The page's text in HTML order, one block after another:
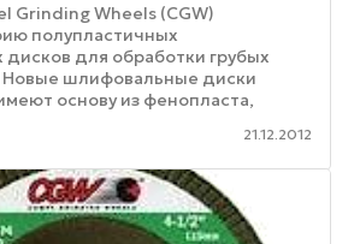
Grinding Wheels (CGW)
полупластичных
для обработки грубых
Новые шлифовальные диски
основу из фенопласта,
более прочным материалом,
...
21.12.2012